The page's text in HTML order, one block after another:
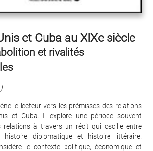
et Cuba au XIXe siècle
et rivalités
le lecteur vers les prémisses des relations
et Cuba. Il explore une période souvent
relations à travers un récit qui oscille entre
histoire diplomatique et histoire littéraire.
le contexte politique, économique et